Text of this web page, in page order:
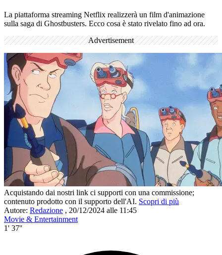
La piattaforma streaming Netflix realizzerà un film d'animazione
sulla saga di Ghostbusters. Ecco cosa è stato rivelato fino ad ora.
Advertisement
Acquistando dai nostri link ci supporti con una commissione;
contenuto prodotto con il supporto dell'AI. Scopri di più
Autore: Redazione , 20/12/2024 alle 11:45
Movie & Entertainment
1' 37''